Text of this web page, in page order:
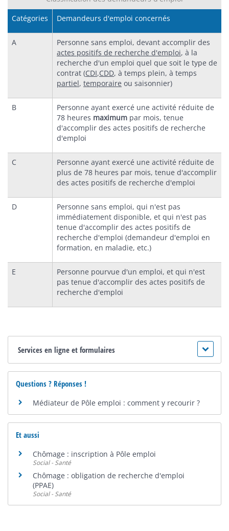
Catégories
Demandeurs d'emploi concernés
A
Personne sans emploi, devant accomplir des
actes positifs de recherche d'emploi, à la
recherche d'un emploi quel que soit le type de
contrat (CDI,CDD, à temps plein, à temps
partiel, temporaire ou saisonnier)
B
Personne ayant exercé une activité réduite de
78 heures maximum par mois, tenue
d'accomplir des actes positifs de recherche
d'emploi
C
Personne ayant exercé une activité réduite de
plus de 78 heures par mois, tenue d'accomplir
des actes positifs de recherche d'emploi
D
Personne sans emploi, qui n'est pas
immédiatement disponible, et qui n'est pas
tenue d'accomplir des actes positifs de
recherche d'emploi (demandeur d'emploi en
formation, en maladie, etc.)
E
Personne pourvue d'un emploi, et qui n'est
pas tenue d'accomplir des actes positifs de
recherche d'emploi
Services en ligne et formulaires
Questions ? Réponses !
Médiateur de Pôle emploi : comment y recourir ?
Et aussi
Chômage : inscription à Pôle emploi
Social - Santé
Chômage : obligation de recherche d'emploi
(PPAE)
Social - Santé